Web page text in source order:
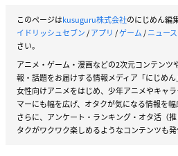
このページはkusuguru株式会社のにじめん編
イドリッシュセブン/アプリ /ゲーム/ニュース
さい。
アニメ・ゲーム・漫画などの2次元コンテンツ
報・話題をお届けする情報メディア「にじめん
女性向けアニメをはじめ、少年アニメやキャ
マーにも幅を広げ、オタクが気になる情報を幅
さらに、アンケート・ランキング・オタ活（
タクがワクワク楽しめるようなコンテンツも発